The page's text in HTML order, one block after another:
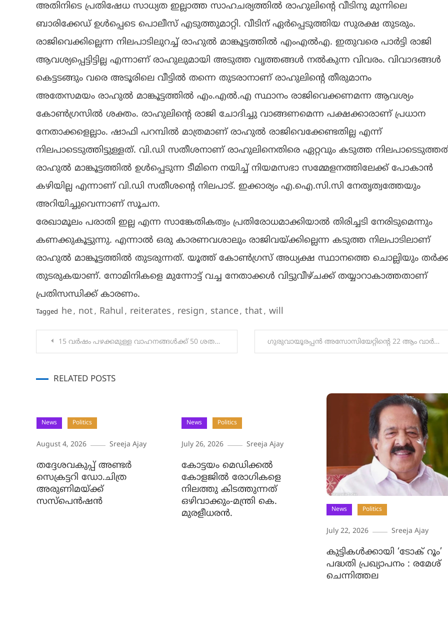
അതിനിടെ പ്രതിഷേധ സാധ്യത ഇല്ലാത്ത സാഹചര്യത്തിൽ രാഹുലിന്റെ വീടിനു മുന്നിലെ
ബാരിക്കേഡ് ഉൾപ്പെടെ പൊലീസ് എടുത്തുമാറ്റി. വീടിന് ഏർപ്പെടുത്തിയ സുരക്ഷ തുടരും.
രാജിവെക്കില്ലെന്ന നിലപാടിലുറച്ച് രാഹുൽ മാങ്കൂട്ടത്തിൽ എംഎൽഎ. ഇതുവരെ പാർട്ടി രാജി
ആവശ്യപ്പെട്ടിട്ടില്ല എന്നാണ് രാഹുലുമായി അടുത്ത വൃത്തങ്ങൾ നൽകുന്ന വിവരം. വിവാദങ്ങൾ
കെട്ടടങ്ങും വരെ അടൂരിലെ വീട്ടിൽ തന്നെ തുടരാനാണ് രാഹുലിന്റെ തീരുമാനം
അതേസമയം രാഹുൽ മാങ്കൂട്ടത്തിൽ എം.എൽ.എ സ്ഥാനം രാജിവെക്കണമന്ന ആവശ്യം
കോൺഗ്രസിൽ ശക്തം. രാഹുലിൻ്റെ രാജി ചോദിച്ചു വാങ്ങണമെന്ന പക്ഷക്കാരാണ് പ്രധാന
നേതാക്കളെല്ലാം. ഷാഫി പറമ്പിൽ മാത്രമാണ് രാഹുൽ രാജിവെക്കേണ്ടതില്ല എന്ന്
നിലപാടെടുത്തിട്ടുള്ളത്. വി.ഡി സതീശനാണ് രാഹുലിനെതിരെ ഏറ്റവും കടുത്ത
രാഹുൽ മാങ്കൂട്ടത്തിൽ ഉൾപ്പെടുന്ന ടീമിനെ നയിച്ച് നിയമസഭാ സമ്മേളനത്തിലേക്ക് പോകാൻ
കഴിയില്ല എന്നാണ് വി.ഡി സതീശൻ്റെ നിലപാട്. ഇക്കാര്യം എ.ഐ.സി.സി നേതൃത്വത്തേയും
അറിയിച്ചുവെന്നാണ് സൂചന.
രേഖാമൂലം പരാതി ഇല്ല എന്ന സാങ്കേതികത്വം പ്രതിരോധമാക്കിയാൽ തിരിച്ചടി നേരിടുമെന്നും
കണക്കുകൂട്ടുന്നു. എന്നാൽ ഒരു കാരണവശാലും രാജിവയ്ക്കില്ലെന്ന കടുത്ത നിലപാടിലാണ്
രാഹുൽ മാങ്കൂട്ടത്തിൽ തുടരുന്നത്. യൂത്ത് കോൺഗ്രസ് അധ്യക്ഷ സ്ഥാനത്തെ ചൊല്ലിയും
തുടരുകയാണ്. നോമിനികളെ മുന്നോട്ട് വച്ച നേതാക്കൾ വിട്ടുവീഴ്ചക്ക് തയ്യാറാകാത്തതാണ്
പ്രതിസന്ധിക്ക് കാരണം.
Tagged he, not , Rahul , reiterates , resign , stance, that , will
Post
15 വര്‍ഷം പഴക്കമുള്ള വാഹനങ്ങൾക്ക് 50 ശതമാനം ഫീസ് വര്‍ദ്ധന; ഇരുചക്രത്തിന് 2000 രൂപ മുച്ചക്രത്തിന് 5000, കാറിന് 10000 ഗുരുവായൂരപ്പൻ അസോസിയേറ്റിന്റെ 22 ആം വാർഷികവും അനുബന്ധ ചടങ്ങുകളും
RELATED POSTS
News Politics
August 4, 2026 Sreeja Ajay
തദ്ദേശവകുപ്പ് അണ്ടര്‍
സെക്രട്ടറി ഡോ.ചിത്ര
അരുണിമയ്ക്ക്
സസ്‌പെന്‍ഷന്‍
News Politics
July 26, 2026 Sreeja Ajay
കോട്ടയം മെഡിക്കല്‍
കോളജിൽ രോഗികളെ
നിലത്തു കിടത്തുന്നത്
ഒഴിവാക്കും-മന്ത്രി കെ.
മുരളീധരന്‍.
News Politics
July 22, 2026 Sreeja Ajay
കുട്ടികൾക്കായി ‘ടോക് റൂം’
പദ്ധതി പ്രഖ്യാപനം : രമേശ്
ചെന്നിത്തല